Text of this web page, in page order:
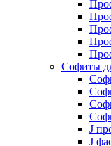
Софиты
J
J